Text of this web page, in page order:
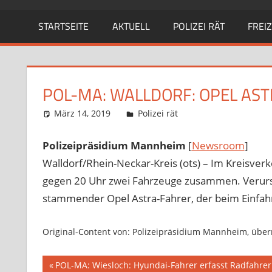
STARTSEITE AKTUELL POLIZEI RÄT
POL-MA: WALLDORF: OPEL
März 14, 2019 Richard Uhl
Polizei rät
Polizeipräsidium Mannheim [Newsroom]
Walldorf/Rhein-Neckar-Kreis (ots) – Im
gegen 20 Uhr zwei Fahrzeuge zusammen.
stammender Opel Astra-Fahrer, der beim
Original-Content von: Polizeipräsidium Mannheim,
Beitragsnavigation
Vorheriger
POL-MA: Wiesloch: Hyundai-Fahrer erfasst